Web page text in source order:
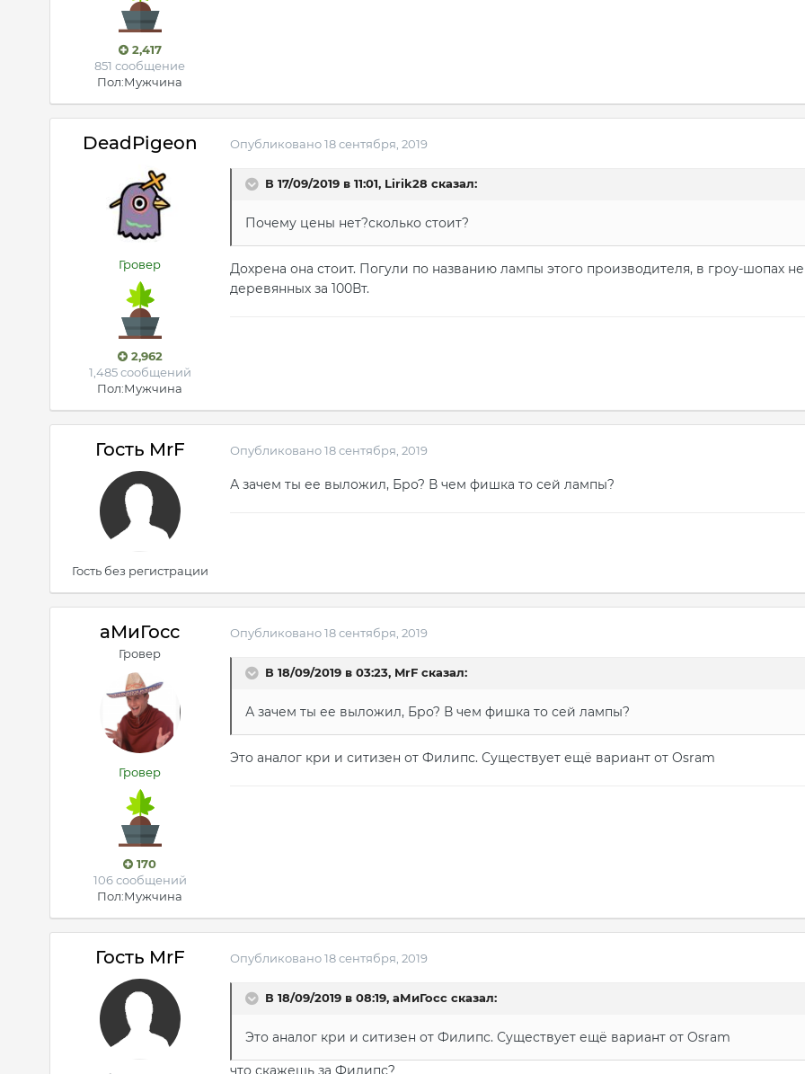
2,417
851 сообщение
Пол:Мужчина
DeadPigeon
Гровер
2,962
1,485 сообщений
Пол:Мужчина
Опубликовано18 сентября, 2019
В 17/09/2019 в 11:01, Lirik28 сказал:
Почему цены нет?сколько стоит?
Дохрена она стоит. Погули по названию лампы этого производителя, в гроу-шопах
деревянных за 100Вт.
Гость MrF
Гость без регистрации
Опубликовано18 сентября, 2019
А зачем ты ее выложил, Бро? В чем фишка то сей лампы?
аМиГосс
Гровер
Гровер
170
106 сообщений
Пол:Мужчина
Опубликовано18 сентября, 2019
В 18/09/2019 в 03:23, MrF сказал:
А зачем ты ее выложил, Бро? В чем фишка то сей лампы?
Это аналог кри и ситизен от Филипс. Существует ещё вариант от Osram
Гость MrF Опубликовано18 сентября, 2019
В 18/09/2019 в 08:19, аМиГосс сказал:
Это аналог кри и ситизен от Филипс. Существует ещё вариант от Osram
что скажешь за Филипс?